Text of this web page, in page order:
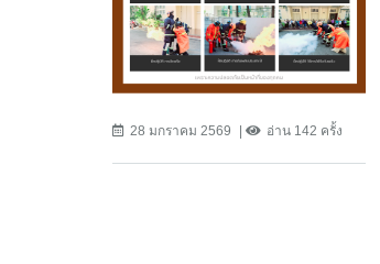
28 มกราคม 2569 อ่าน 142 ครั้ง